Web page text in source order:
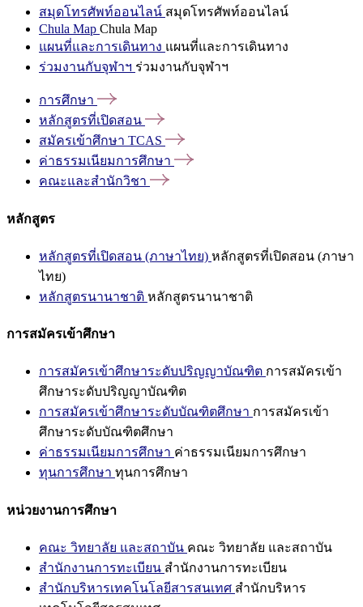
สมุดโทรศัพท์ออนไลน์ สมุดโทรศัพท์ออนไลน์
Chula Map Chula Map
แผนที่และการเดินทาง แผนที่และการเดินทาง
ร่วมงานกับจุฬาฯ ร่วมงานกับจุฬาฯ
การศึกษา
หลักสูตรที่เปิดสอน
สมัครเข้าศึกษา TCAS
ค่าธรรมเนียมการศึกษา
คณะและสำนักวิชา
หลักสูตร
หลักสูตรที่เปิดสอน (ภาษาไทย) หลักสูตรที่เปิดสอน (ภาษา
ไทย)
หลักสูตรนานาชาติ หลักสูตรนานาชาติ
การสมัครเข้าศึกษา
การสมัครเข้าศึกษาระดับปริญญาบัณฑิต การสมัครเข้า
ศึกษาระดับปริญญาบัณฑิต
การสมัครเข้าศึกษาระดับบัณฑิตศึกษา การสมัครเข้า
ศึกษาระดับบัณฑิตศึกษา
ค่าธรรมเนียมการศึกษา ค่าธรรมเนียมการศึกษา
ทุนการศึกษา ทุนการศึกษา
หน่วยงานการศึกษา
คณะ วิทยาลัย และสถาบัน คณะ วิทยาลัย และสถาบัน
สำนักงานการทะเบียน สำนักงานการทะเบียน
สำนักบริหารเทคโนโลยีสารสนเทศ สำนักบริหาร